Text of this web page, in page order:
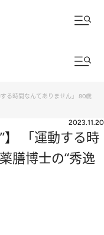
する時間なんてありません」 80歳
2023.11.20
】 「運動する時
膳博士の“秀逸